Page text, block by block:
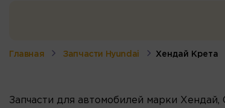
Главная Запчасти Hyundai Хендай Крета
Запчасти для автомобилей марки Хендай,